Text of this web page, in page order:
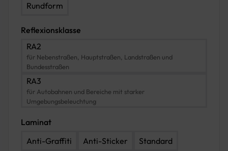
Rundform
Reflexionsklasse
RA2
für Nebenstraßen, Hauptstraßen, Landstraßen und
Bundesstraßen
RA3
für Autobahnen und Bereiche mit starker
Umgebungsbeleuchtung
Laminat
Anti-Graffiti
Anti-Sticker Standard